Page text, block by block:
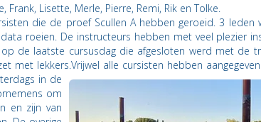
Frank, Lisette, Merle, Pierre, Remi, Rik en Tolke.
die de proef Scullen A hebben geroeid. 3 leden
roeien. De instructeurs hebben met veel plezier
de laatste cursusdag die afgesloten werd met de
met lekkers. Vrijwel alle cursisten hebben
in de
om
en zijn van